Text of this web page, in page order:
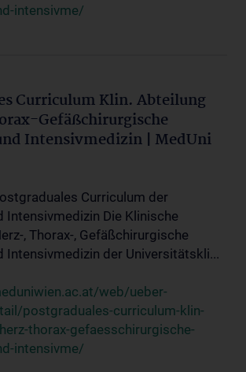
intensivme/
Curriculum Klin. Abteilung
Gefäßchirurgische
Intensivmedizin | MedUni
Curriculum der
Intensivmedizin Die Klinische
, Thorax-, Gefäßchirurgische
Intensivmedizin der Universitätskli...
web/ueber-
postgraduales-curriculum-klin-
thorax-gefaesschirurgische-
intensivme/